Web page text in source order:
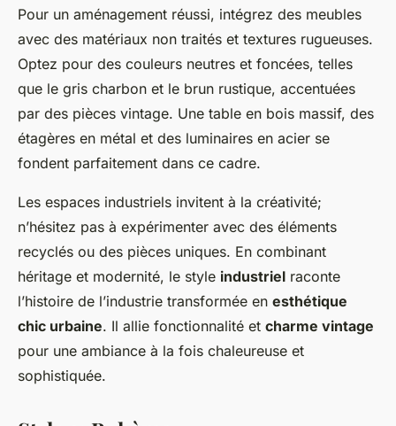
Pour un aménagement réussi, intégrez des meubles
avec des matériaux non traités et textures rugueuses.
Optez pour des couleurs neutres et foncées, telles
que le gris charbon et le brun rustique, accentuées
par des pièces vintage. Une table en bois massif, des
étagères en métal et des luminaires en acier se
fondent parfaitement dans ce cadre.
Les espaces industriels invitent à la créativité;
n’hésitez pas à expérimenter avec des éléments
recyclés ou des pièces uniques. En combinant
héritage et modernité, le style industriel raconte
l’histoire de l’industrie transformée en esthétique
chic urbaine. Il allie fonctionnalité et charme vintage
pour une ambiance à la fois chaleureuse et
sophistiquée.